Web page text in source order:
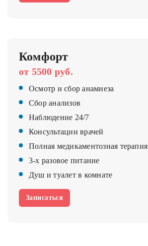
Комфорт
от 5500 руб.
Осмотр и сбор анамнеза
Сбор анализов
Наблюдение 24/7
Консультации врачей
Полная медикаментозная терапия
3-х разовое питание
Душ и туалет в комнате
Записаться